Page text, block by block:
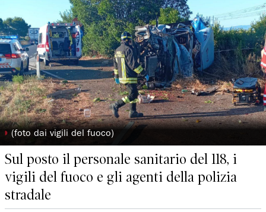
◗ (foto dai vigili del fuoco)
Sul posto il personale sanitario del 118, i
vigili del fuoco e gli agenti della polizia
stradale